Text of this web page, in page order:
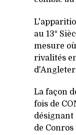
au 13°
mesure
rivalités
La façon
fois de
désignant
de